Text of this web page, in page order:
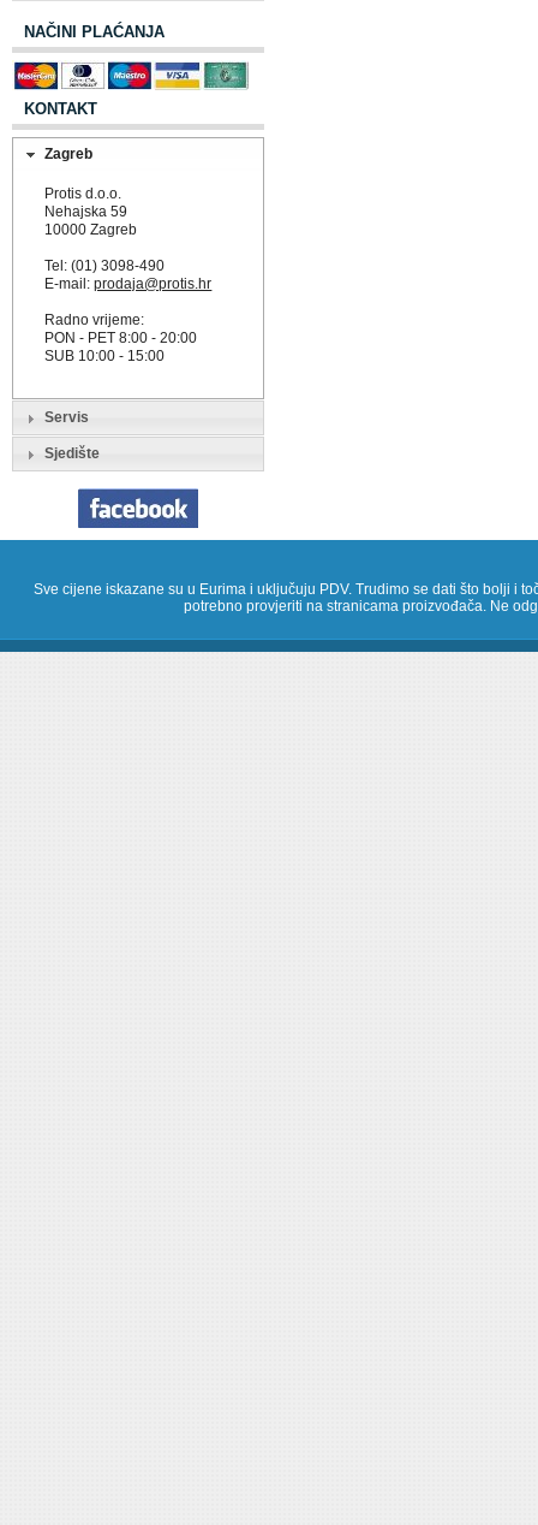
NAČINI PLAĆANJA
KONTAKT
Zagreb
Protis d.o.o.
Nehajska 59
10000 Zagreb
Tel: (01) 3098-490
E-mail:prodaja@protis.hr
Radno vrijeme:
PON - PET 8:00 - 20:00
SUB 10:00 - 15:00
Servis
Sjedište
Sve cijene iskazane su u Eurima i uključuju PDV. Trudimo se dati što bolji i
potrebno provjeriti na stranicama proizvođača. Ne